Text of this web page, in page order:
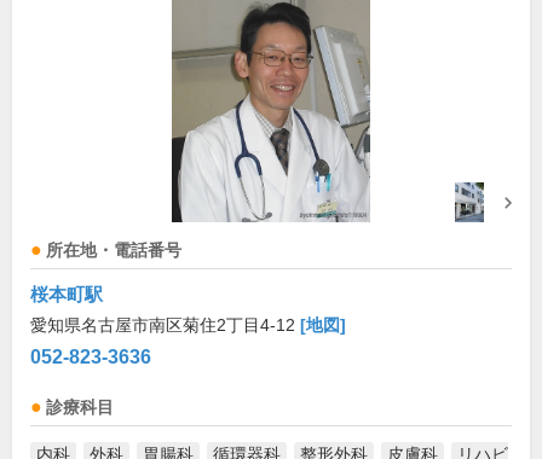
所在地・電話番号
桜本町駅
愛知県名古屋市南区菊住2丁目4-12 [地図]
052-823-3636
診療科目
内科 外科 胃腸科 循環器科 整形外科 皮膚科
リハビ